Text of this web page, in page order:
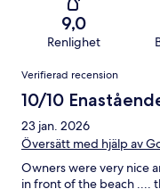
9,0
Renlighet
Recensioner
Verifierad recension
10/10
23 jan. 2026
Översätt med hjälp av
Owners were very nice
in front of the beach ....